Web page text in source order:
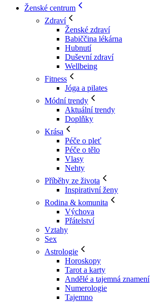
Ženské centrum
Zdraví
Ženské zdraví
Babiččina lékárna
Hubnutí
Duševní zdraví
Wellbeing
Fitness
Jóga a pilates
Módní trendy
Aktuální trendy
Doplňky
Krása
Péče o pleť
Péče o tělo
Vlasy
Nehty
Příběhy ze života
Inspirativní ženy
Rodina & komunita
Výchova
Přátelství
Vztahy
Sex
Astrologie
Horoskopy
Tarot a karty
Andělé a tajemná znamení
Numerologie
Tajemno